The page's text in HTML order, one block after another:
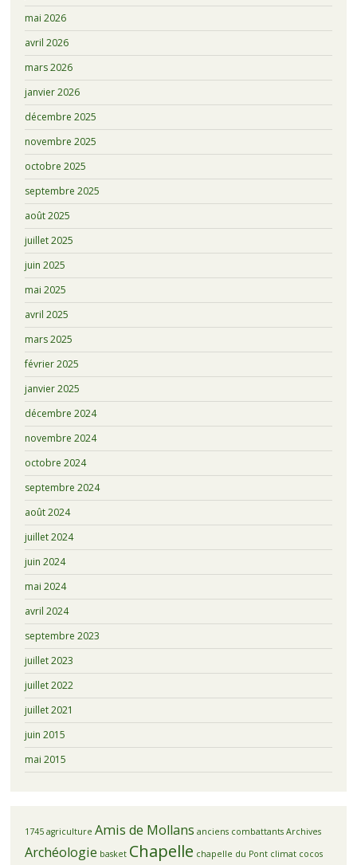
mai 2026
avril 2026
mars 2026
janvier 2026
décembre 2025
novembre 2025
octobre 2025
septembre 2025
août 2025
juillet 2025
juin 2025
mai 2025
avril 2025
mars 2025
février 2025
janvier 2025
décembre 2024
novembre 2024
octobre 2024
septembre 2024
août 2024
juillet 2024
juin 2024
mai 2024
avril 2024
septembre 2023
juillet 2023
juillet 2022
juillet 2021
juin 2015
mai 2015
1745 agriculture Amis de Mollans anciens combattants Archives
Archéologie basket Chapelle chapelle du Pont climat cocos